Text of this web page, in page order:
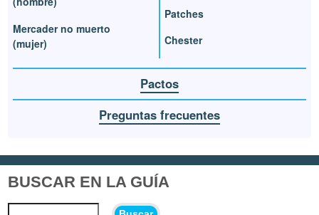
Mercader no muerto
(mujer)
Patches
Chester
Pactos
Preguntas frecuentes
BUSCAR EN LA GUÍA